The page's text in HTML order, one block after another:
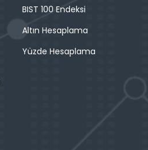
BIST 100 Endeksi
Altın Hesaplama
Yüzde Hesaplama